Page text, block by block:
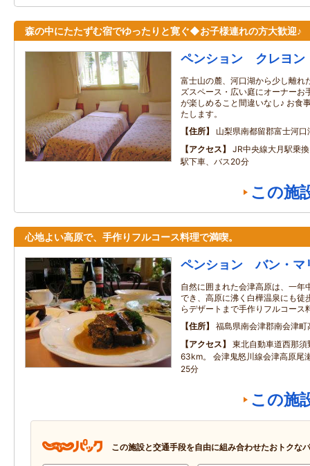
森の中にたたずむ宿でゆったりと寛ぐ◆お子様連れの方大歓迎♪
ペンション クレヨン
富士山の麓、河口湖から少し離れ
ズスペース・広い庭にオーナーお
が楽しめること間違いなし♪ お食
たします。
住所
山梨県南都留郡富士河
アクセス
JR中央線大月駅乗
駅下車、バス20分
この施
心地よい高原で、手作りフルコース料理で満喫。
ペンション バン・マ
自然に囲まれた会津高原は、一年
でき、高原に沸く白樺温泉にも徒
らデザートまで手作りフルコース
住所
福島県南会津郡南会津町
アクセス
東北自動車道西那須
63km。 会津鬼怒川線会津高原尾
25分
この施
この施設と交通手段を自由に組み合わせたおトクな